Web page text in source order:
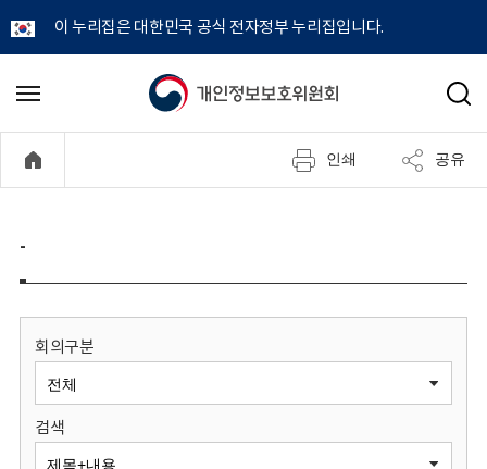
이 누리집은 대한민국 공식 전자정부 누리집입니다.
개
정
보
원
메
기
검
인쇄 공유
-
회의구분
검색